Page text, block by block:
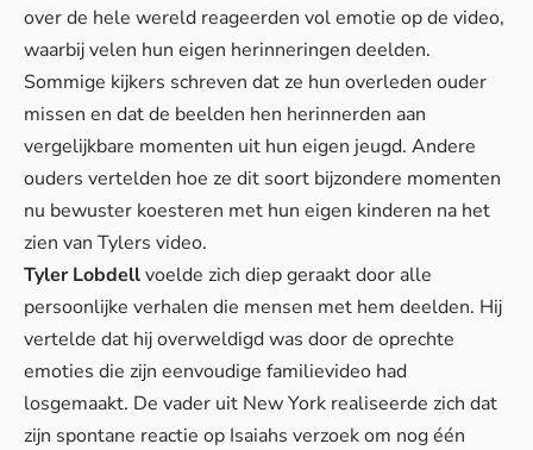
over de hele wereld reageerden vol emotie op de video,
waarbij velen hun eigen herinneringen deelden.
Sommige kijkers schreven dat ze hun overleden ouder
missen en dat de beelden hen herinnerden aan
vergelijkbare momenten uit hun eigen jeugd. Andere
ouders vertelden hoe ze dit soort bijzondere momenten
nu bewuster koesteren met hun eigen kinderen na het
zien van Tylers video.
Tyler Lobdellvoelde zich diep geraakt door alle
persoonlijke verhalen die mensen met hem deelden. Hij
vertelde dat hij overweldigd was door de oprechte
emoties die zijn eenvoudige familievideo had
losgemaakt. De vader uit New York realiseerde zich dat
zijn spontane reactie op Isaiahs verzoek om nog één